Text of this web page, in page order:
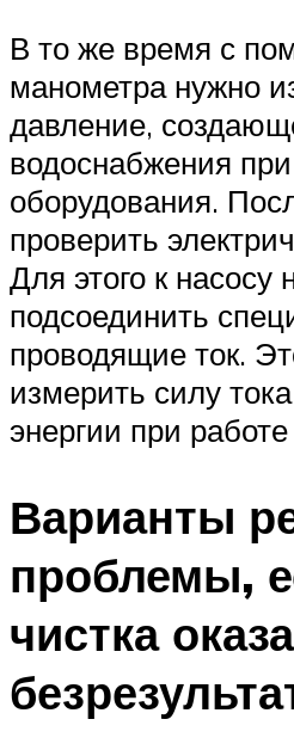
В то же время с
манометра нужно
давление,
водоснабжения
оборудования.
проверить
Для этого к насосу
подсоединить
проводящие ток.
измерить силу
энергии при
Варианты
проблемы,
чистка